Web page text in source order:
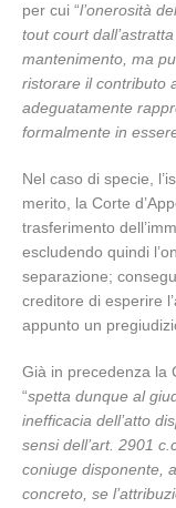
per cui “l’onerosità
tout court
mantenimento, ma
ristorare il contributo
adeguatamente
formalmente in
Nel caso di specie,
merito, la Corte
trasferimento
escludendo quindi
separazione;
creditore di esperire
appunto un
Già in precedenza la
“spetta dunque al
inefficacia dell’atto
sensi dell’art. 2901
coniuge disponente,
concreto, se